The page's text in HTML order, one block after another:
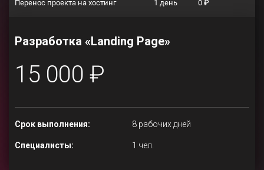
Перенос проекта на хостинг 1 день 0 ₽
Разработка «Landing Page»
15 000 ₽
Срок выполнения: 8 рабочих дней
Специалисты: 1 чел.